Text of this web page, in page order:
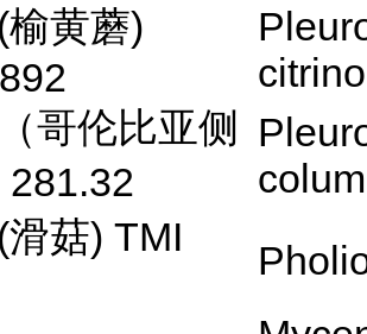
黄蘑)
哥伦比亚侧
菇) TMI